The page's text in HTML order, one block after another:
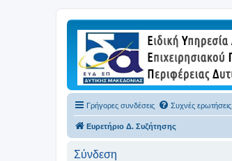
Γρήγορες συνδέσεις Συχνές ερωτήσεις
Ευρετήριο Δ. Συζήτησης
Σύνδεση